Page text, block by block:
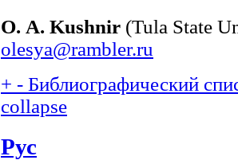
О. А. Kushnir (Tula State
olesya@rambler.ru
+ - Библиографический
collapse
Рус